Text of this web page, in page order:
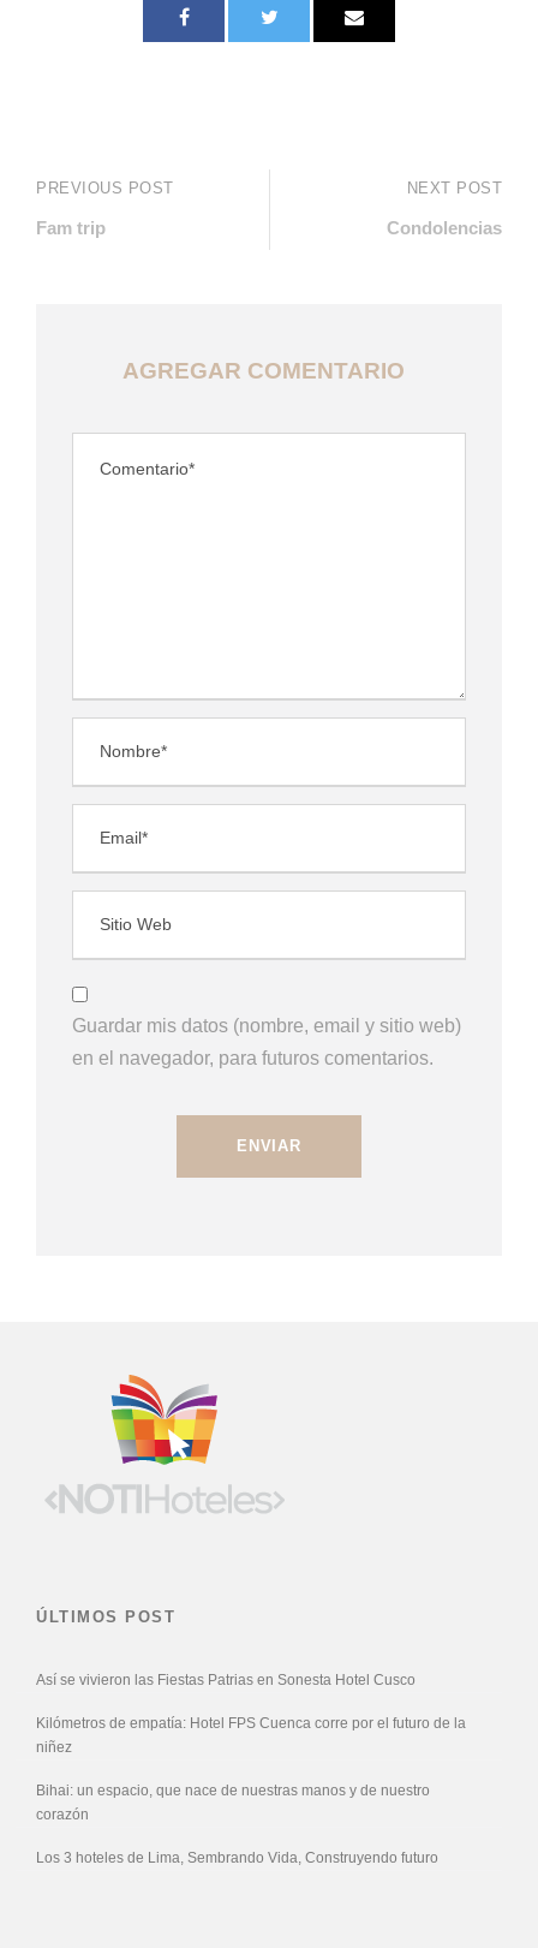
PREVIOUS POST
Fam trip
NEXT POST
Condolencias
AGREGAR COMENTARIO
Guardar mis datos (nombre, email y sitio web)
en el navegador, para futuros comentarios.
ÚLTIMOS POST
Así se vivieron las Fiestas Patrias en Sonesta Hotel Cusco
Kilómetros de empatía: Hotel FPS Cuenca corre por el futuro de la
niñez
Bihai: un espacio, que nace de nuestras manos y de nuestro
corazón
Los 3 hoteles de Lima, Sembrando Vida, Construyendo futuro